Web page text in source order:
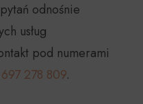
odnośnie
usług
pod numerami
697 278 809.